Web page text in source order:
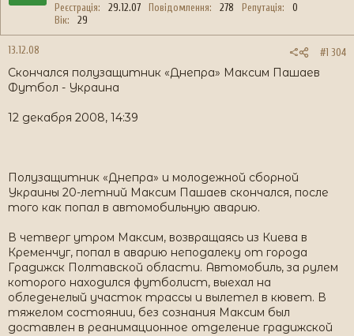
Реєстрація 29.12.07 Повідомлення 278 Репутація
0
Вік
29
13.12.08 #1 304
Скончался полузащитник «Днепра» Максим Пашаев
Футбол - Украина
12 декабря 2008, 14:39
Полузащитник «Днепра» и молодежной сборной
Украины 20-летний Максим Пашаев скончался, после
того как попал в автомобильную аварию.
В четверг утром Максим, возвращаясь из Киева в
Кременчуг, попал в аварию неподалеку от города
Градижск Полтавской области. Автомобиль, за рулем
которого находился футболист, выехал на
обледенелый участок трассы и вылетел в кювет. В
тяжелом состоянии, без сознания Максим был
доставлен в реанимационное отделение градижской